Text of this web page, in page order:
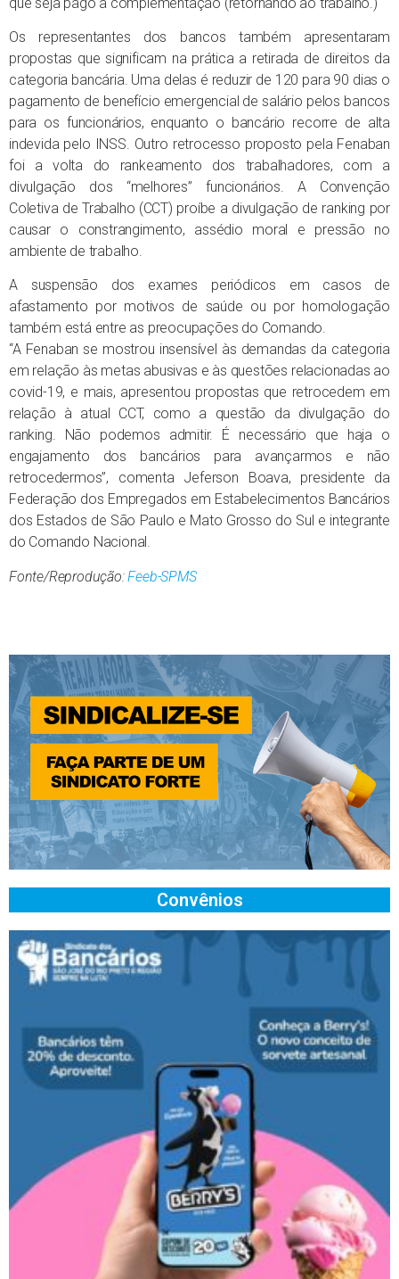
Os representantes dos bancos também apresentaram
propostas que significam na prática a retirada de direitos da
categoria bancária. Uma delas é reduzir de 120 para 90 dias o
pagamento de benefício emergencial de salário pelos bancos
para os funcionários, enquanto o bancário recorre de alta
indevida pelo INSS. Outro retrocesso proposto pela Fenaban
foi a volta do rankeamento dos trabalhadores, com a
divulgação dos “melhores” funcionários. A Convenção
Coletiva de Trabalho (CCT) proíbe a divulgação de ranking por
causar o constrangimento, assédio moral e pressão no
ambiente de trabalho.
A suspensão dos exames periódicos em casos de
afastamento por motivos de saúde ou por homologação
também está entre as preocupações do Comando.
“A Fenaban se mostrou insensível às demandas da categoria
em relação às metas abusivas e às questões relacionadas ao
covid-19, e mais, apresentou propostas que retrocedem em
relação à atual CCT, como a questão da divulgação do
ranking. Não podemos admitir. É necessário que haja o
engajamento dos bancários para avançarmos e não
retrocedermos”, comenta Jeferson Boava, presidente da
Federação dos Empregados em Estabelecimentos Bancários
dos Estados de São Paulo e Mato Grosso do Sul e integrante
do Comando Nacional.
Fonte/Reprodução:Feeb-SPMS
Convênios